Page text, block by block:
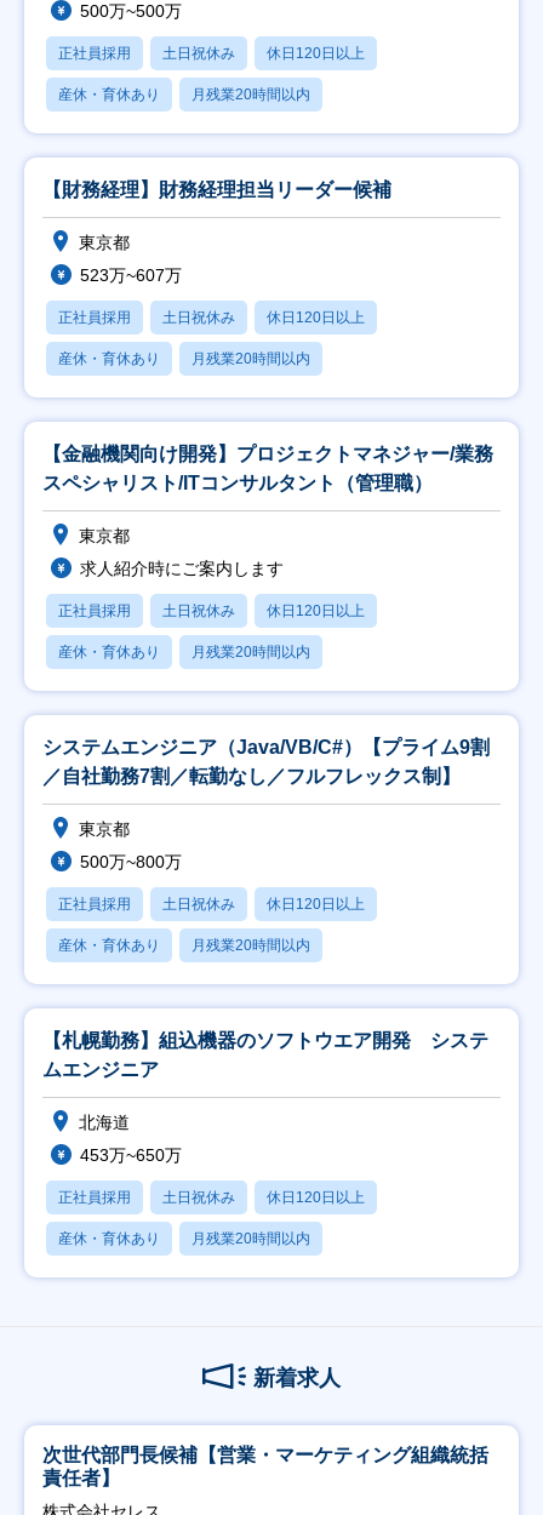
500万~500万
正社員採用 土日祝休み 休日120日以上
産休・育休あり 月残業20時間以内
【財務経理】財務経理担当リーダー候補
東京都
523万~607万
正社員採用 土日祝休み 休日120日以上
産休・育休あり 月残業20時間以内
【金融機関向け開発】プロジェクトマネジャー/業務
スペシャリスト/ITコンサルタント（管理職）
東京都
求人紹介時にご案内します
正社員採用 土日祝休み 休日120日以上
産休・育休あり 月残業20時間以内
システムエンジニア（Java/VB/C#）【プライム9割
／自社勤務7割／転勤なし／フルフレックス制】
東京都
500万~800万
正社員採用 土日祝休み 休日120日以上
産休・育休あり 月残業20時間以内
【札幌勤務】組込機器のソフトウエア開発 システ
ムエンジニア
北海道
453万~650万
正社員採用 土日祝休み 休日120日以上
産休・育休あり 月残業20時間以内
新着求人
次世代部門長候補【営業・マーケティング組織統括
責任者】